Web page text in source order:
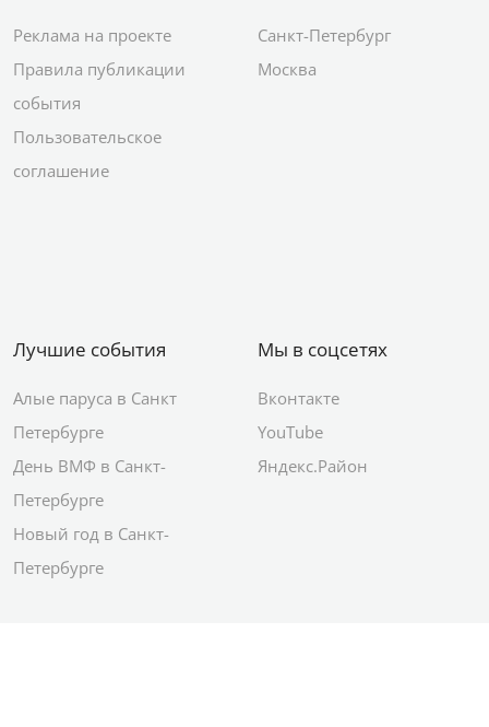
Реклама на проекте
Правила публикации
события
Пользовательское
соглашение
Санкт-Петербург
Москва
Лучшие события
Алые паруса в Санкт
Петербурге
День ВМФ в Санкт-
Петербурге
Новый год в Санкт-
Петербурге
Мы в соцсетях
Вконтакте
YouTube
Яндекс.Район